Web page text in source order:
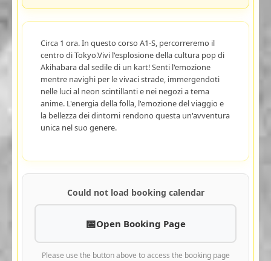
Circa 1 ora. In questo corso A1-S, percorreremo il
centro di Tokyo.Vivi l'esplosione della cultura pop di
Akihabara dal sedile di un kart! Senti l'emozione
mentre navighi per le vivaci strade, immergendoti
nelle luci al neon scintillanti e nei negozi a tema
anime. L'energia della folla, l'emozione del viaggio e
la bellezza dei dintorni rendono questa un'avventura
unica nel suo genere.
Could not load booking calendar
Open Booking Page
Please use the button above to access the booking page